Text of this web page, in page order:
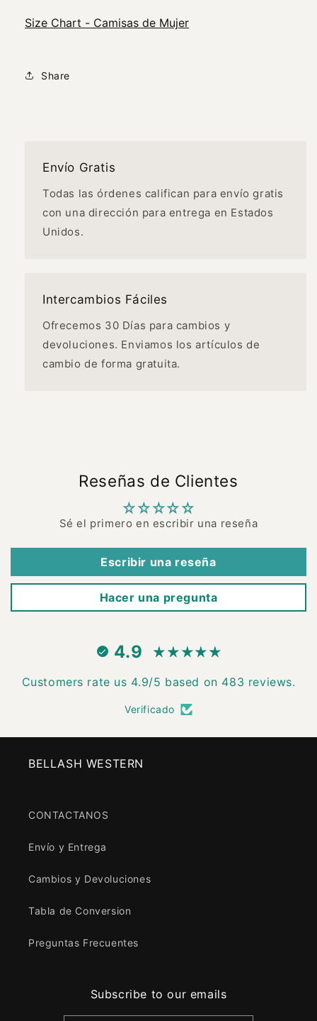
Size Chart - Camisas de Mujer
Share
Envío Gratis
Todas las órdenes califican para envío gratis
con una dirección para entrega en Estados
Unidos.
Intercambios Fáciles
Ofrecemos 30 Días para cambios y
devoluciones. Enviamos los artículos de
cambio de forma gratuita.
Reseñas de Clientes
Sé el primero en escribir una reseña
Escribir una reseña
Hacer una pregunta
4.9
Customers rate us 4.9/5 based on 483 reviews.
Verificado
BELLASH WESTERN
CONTACTANOS
Envío y Entrega
Cambios y Devoluciones
Tabla de Conversion
Preguntas Frecuentes
Subscribe to our emails